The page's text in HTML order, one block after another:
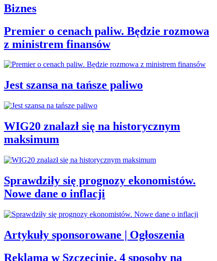
Biznes
Premier o cenach paliw. Będzie rozmowa
z ministrem finansów
Jest szansa na tańsze paliwo
WIG20 znalazł się na historycznym
maksimum
Sprawdziły się prognozy ekonomistów.
Nowe dane o inflacji
Artykuły sponsorowane | Ogłoszenia
Reklama w Szczecinie. 4 sposoby na